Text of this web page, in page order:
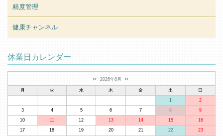
精度管理
健康チャンネル
休業日カレンダー
« 2026年8月 »
月 火 水 木 金 土
日
1
2
3
4 5 6 7 8
9
10
11 12 13 14 15
16
17
18 19 20 21 22
23